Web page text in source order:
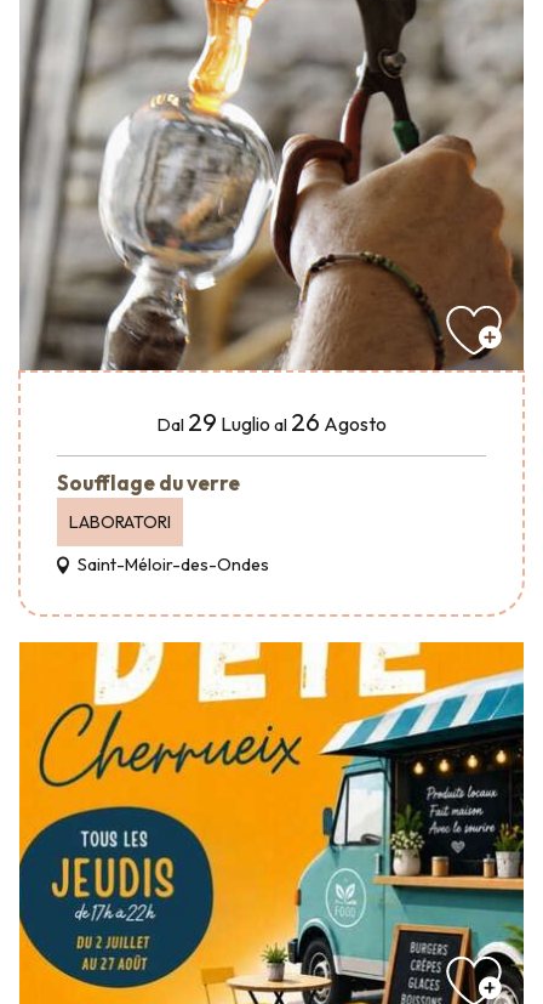
Dal 29 Luglio al 26 Agosto
Soufflage du verre
LABORATORI
Saint-Méloir-des-Ondes